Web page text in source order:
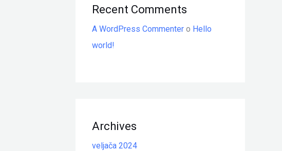
Recent Comments
A WordPress Commenter o Hello
world!
Archives
veljača 2024